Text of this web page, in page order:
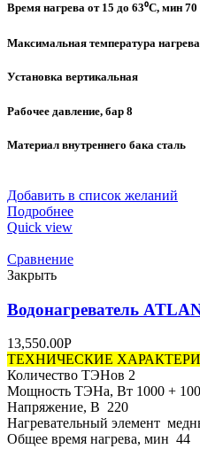
Время нагрева от 15 до 63⁰C, мин 70
Максимальная температура
Установка вертикальная
Рабочее давление, бар 8
Материал внутреннего бака сталь
Добавить в список желаний
Подробнее
Quick view
Сравнение
Закрыть
Водонагреватель
13,550.00Р
ТЕХНИЧЕСКИЕ
Количество ТЭНов 2
Мощность ТЭНа, Вт 1000 +
Напряжение, В 220
Нагревательный элемент
Общее время нагрева, мин 44